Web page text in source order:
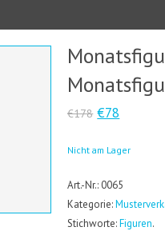
€178 €78
Nicht am Lager
Art.-Nr.: 0065
Kategorie:
Stichworte:Figuren.